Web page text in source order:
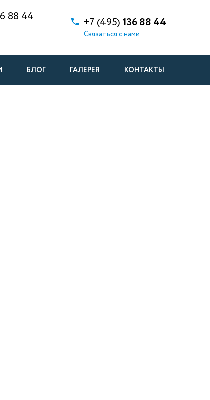
88 44 +7 (495) 136 88 44
Связаться с нами
БЛОГ ГАЛЕРЕЯ КОНТАКТЫ